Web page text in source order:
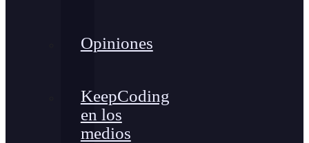
Opiniones
KeepCoding
en los
medios